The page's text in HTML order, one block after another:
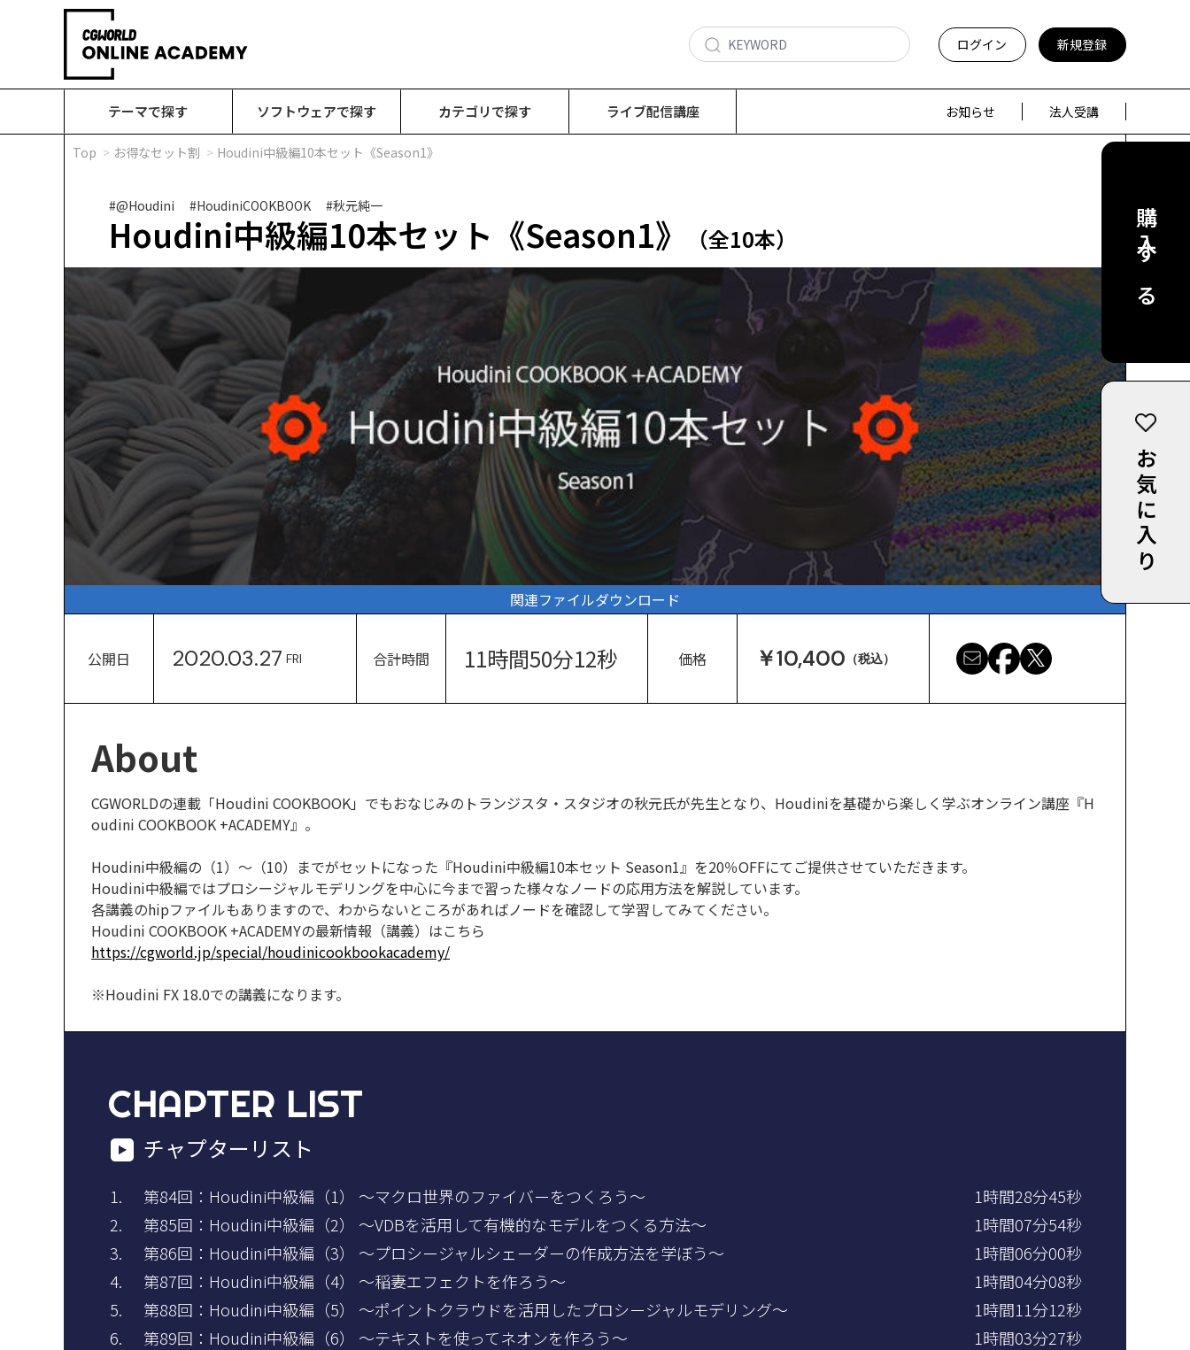
ログイン 新規登録
テーマで探す ソフトウェアで探す カテゴリで探す ライブ配信講座 お知らせ 法人受講
Top お得なセット割 Houdini中級編10本セット《Season1》
#@Houdini #HoudiniCOOKBOOK #秋元純一
Houdini中級編10本セット《Season1》 （全10本）
関連ファイルダウンロード
公開日 2020.03.27 FRI 合計時間 11時間50分12秒 価格 ￥10,400 （税込）
About
CGWORLDの連載「Houdini COOKBOOK」でもおなじみのトランジスタ・スタジオの秋元氏が先生となり、Houdiniを基礎から楽しく学ぶオンライン講座『H
oudini COOKBOOK +ACADEMY』。
Houdini中級編の（1）～（10）までがセットになった『Houdini中級編10本セット Season1』を20％OFFにてご提供させていただきます。
Houdini中級編ではプロシージャルモデリングを中心に今まで習った様々なノードの応用方法を解説しています。
各講義のhipファイルもありますので、わからないところがあればノードを確認して学習してみてください。
Houdini COOKBOOK +ACADEMYの最新情報（講義）はこちら
https://cgworld.jp/special/houdinicookbookacademy/
※Houdini FX 18.0での講義になります。
CHAPTER LIST
チャプターリスト
第84回：Houdini中級編（1） ～マクロ世界のファイバーをつくろう～
1時間28分45秒
第85回：Houdini中級編（2） ～VDBを活用して有機的なモデルをつくる方法～
1時間07分54秒
第86回：Houdini中級編（3） ～プロシージャルシェーダーの作成方法を学ぼう～
1時間06分00秒
第87回：Houdini中級編（4） ～稲妻エフェクトを作ろう～
1時間04分08秒
第88回：Houdini中級編（5） ～ポイントクラウドを活用したプロシージャルモデリング～
1時間11分12秒
第89回：Houdini中級編（6） ～テキストを使ってネオンを作ろう～
1時間03分27秒
購入する
お気に入り